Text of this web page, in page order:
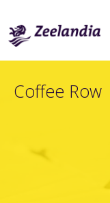
Coffee Row